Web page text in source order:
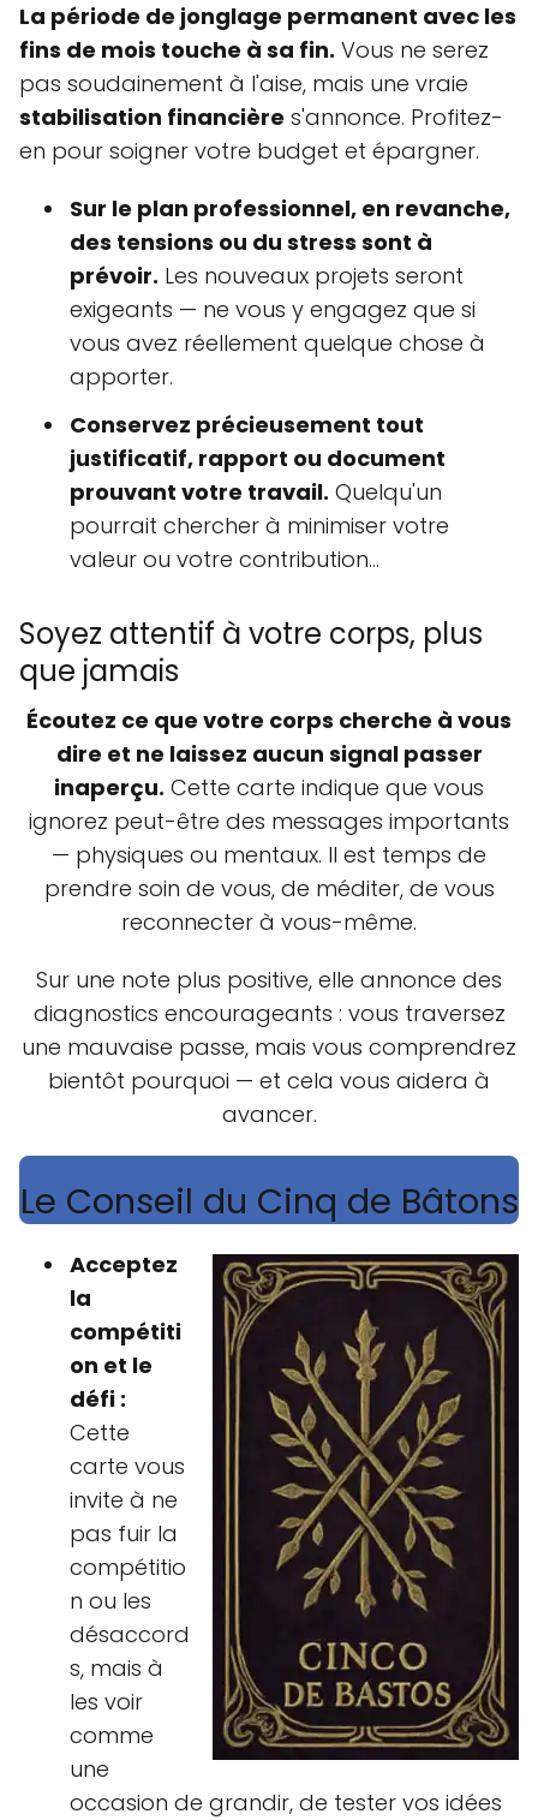
La période de jonglage permanent avec les
fins de mois touche à sa fin. Vous ne serez
pas soudainement à l'aise, mais une vraie
stabilisation financière s'annonce. Profitez-
en pour soigner votre budget et épargner.
Sur le plan professionnel, en revanche,
des tensions ou du stress sont à
prévoir. Les nouveaux projets seront
exigeants — ne vous y engagez que si
vous avez réellement quelque chose à
apporter.
Conservez précieusement tout
justificatif, rapport ou document
prouvant votre travail. Quelqu'un
pourrait chercher à minimiser votre
valeur ou votre contribution...
Soyez attentif à votre corps, plus
que jamais
Écoutez ce que votre corps cherche à vous
dire et ne laissez aucun signal passer
inaperçu. Cette carte indique que vous
ignorez peut-être des messages importants
— physiques ou mentaux. Il est temps de
prendre soin de vous, de méditer, de vous
reconnecter à vous-même.
Sur une note plus positive, elle annonce des
diagnostics encourageants : vous traversez
une mauvaise passe, mais vous comprendrez
bientôt pourquoi — et cela vous aidera à
avancer.
Le Conseil du Cinq de Bâtons
Acceptez
la
compétiti
on et le
défi :
Cette
carte vous
invite à ne
pas fuir la
compétitio
n ou les
désaccord
s, mais à
les voir
comme
une
occasion de grandir, de tester vos idées